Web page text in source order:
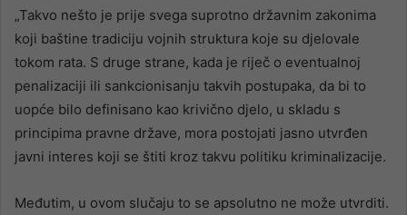
„Takvo nešto je prije svega suprotno državnim zakonima
koji baštine tradiciju vojnih struktura koje su djelovale
tokom rata. S druge strane, kada je riječ o eventualnoj
penalizaciji ili sankcionisanju takvih postupaka, da bi to
uopće bilo definisano kao krivično djelo, u skladu s
principima pravne države, mora postojati jasno utvrđen
javni interes koji se štiti kroz takvu politiku kriminalizacije.
Međutim, u ovom slučaju to se apsolutno ne može utvrditi.